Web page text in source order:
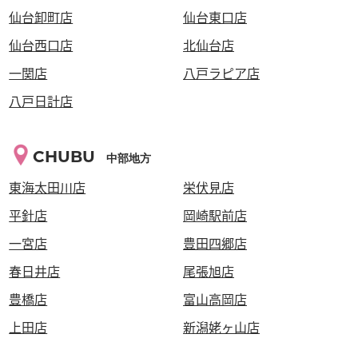
仙台卸町店
仙台東口店
仙台西口店
北仙台店
一関店
八戸ラピア店
八戸日計店
CHUBU 中部地方
東海太田川店
栄伏見店
平針店
岡崎駅前店
一宮店
豊田四郷店
春日井店
尾張旭店
豊橋店
富山高岡店
上田店
新潟姥ヶ山店